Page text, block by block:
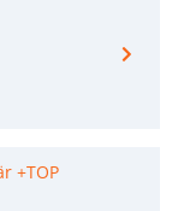
+TOP